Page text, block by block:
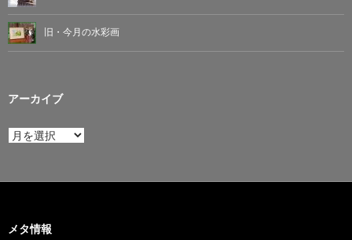
旧・今月の水彩画
アーカイブ
ア
メタ情報